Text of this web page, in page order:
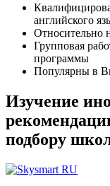
английского
Относительно
Групповая
программы
Популярны в
Изучение
подбору